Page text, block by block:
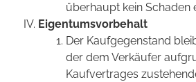
überhaupt kein Schaden
Eigentumsvorbehalt
Der Kaufgegenstand
der dem Verkäufer
Kaufvertrages